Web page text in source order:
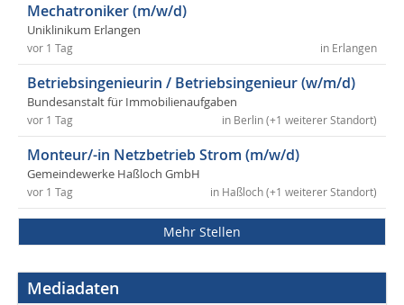
Mechatroniker (m/w/d)
Uniklinikum Erlangen
in Erlangen
vor 1 Tag
Betriebsingenieurin / Betriebsingenieur (w/m/d)
Bundesanstalt für Immobilienaufgaben
in Berlin (+1 weiterer Standort)
vor 1 Tag
Monteur/-in Netzbetrieb Strom (m/w/d)
Gemeindewerke Haßloch GmbH
in Haßloch (+1 weiterer Standort)
vor 1 Tag
Mehr Stellen
Mediadaten